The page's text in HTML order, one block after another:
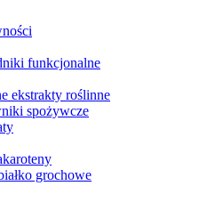
funkcjonalne
ekstrakty roślinne
spożywcze
grochowe